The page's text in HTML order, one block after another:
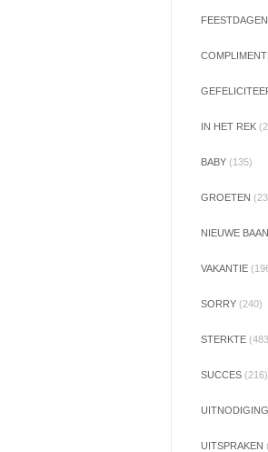
FEESTDAGEN
IN HET REK
BABY (135)
GROETEN
NIEUWE BAAN
VAKANTIE
SORRY (240)
STERKTE
SUCCES (216)
UITNODIGING
UITSPRAKEN